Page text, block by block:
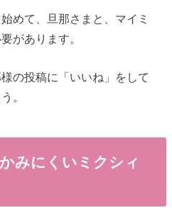
めて、旦那さまと、マイミ
があります。
の投稿に「いいね」をして
。
みにくいミクシィ